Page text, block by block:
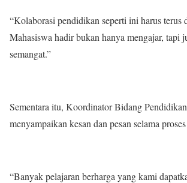
“Kolaborasi pendidikan seperti ini harus terus
Mahasiswa hadir bukan hanya mengajar, tapi
semangat.”
Sementara itu, Koordinator Bidang
menyampaikan kesan dan pesan selama
“Banyak pelajaran berharga yang kami